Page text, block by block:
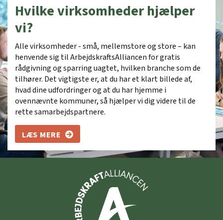
Hvilke virksomheder hjælper
vi?
Alle virksomheder - små, mellemstore og store – kan
henvende sig til ArbejdskraftsAlliancen for gratis
rådgivning og sparring uagtet, hvilken branche som de
tilhører. Det vigtigste er, at du har et klart billede af,
hvad dine udfordringer og at du har hjemme i
ovennævnte kommuner, så hjælper vi dig videre til de
rette samarbejdspartnere.
LÆS MERE